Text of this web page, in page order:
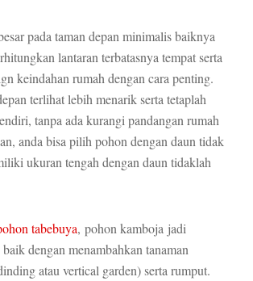
pada taman depan minimalis baiknya
lantaran terbatasnya tempat serta
keindahan rumah dengan cara penting.
terlihat lebih menarik serta tetaplah
tanpa ada kurangi pandangan rumah
anda bisa pilih pohon dengan daun tidak
ukuran tengah dengan daun tidaklah
tabebuya, pohon kamboja jadi
dengan menambahkan tanaman
atau vertical garden) serta rumput.